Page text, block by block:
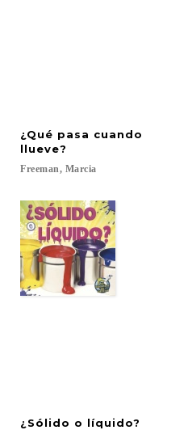
¿Qué pasa cuando
llueve?
Freeman, Marcia
¿Sólido o líquido?